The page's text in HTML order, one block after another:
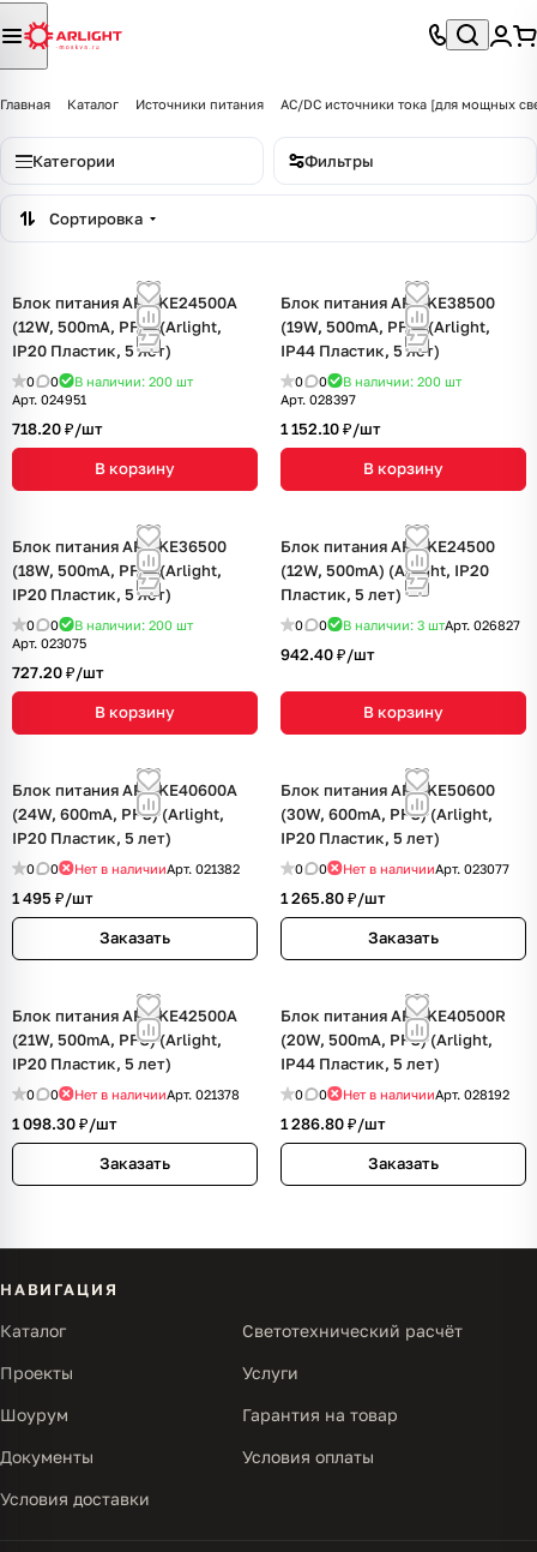
Главная Каталог Источники питания AC/DC источники тока [для мощных
Категории Фильтры
Сортировка
Блок питания ARJ-KE24500A
(12W, 500mA, PFC) (Arlight,
IP20 Пластик, 5 лет)
0 0 В наличии: 200 шт
Арт. 024951
718.20 ₽/шт
В корзину
Блок питания ARJ-KE38500
(19W, 500mA, PFC) (Arlight,
IP44 Пластик, 5 лет)
0 0 В наличии: 200 шт
Арт. 028397
1 152.10 ₽/шт
В корзину
Блок питания ARJ-KE36500
(18W, 500mA, PFC) (Arlight,
IP20 Пластик, 5 лет)
0 0 В наличии: 200 шт
Арт. 023075
727.20 ₽/шт
В корзину
Блок питания ARJ-KE24500
(12W, 500mA) (Arlight, IP20
Пластик, 5 лет)
0 0 В наличии: 3 штАрт. 026827
942.40 ₽/шт
В корзину
Блок питания ARJ-KE40600A
(24W, 600mA, PFC) (Arlight,
IP20 Пластик, 5 лет)
0 0 Нет в наличииАрт. 021382
1 495 ₽/шт
Заказать
Блок питания ARJ-KE50600
(30W, 600mA, PFC) (Arlight,
IP20 Пластик, 5 лет)
0 0 Нет в наличииАрт. 023077
1 265.80 ₽/шт
Заказать
Блок питания ARJ-KE42500A
(21W, 500mA, PFC) (Arlight,
IP20 Пластик, 5 лет)
0 0 Нет в наличииАрт. 021378
1 098.30 ₽/шт
Заказать
Блок питания ARJ-KE40500R
(20W, 500mA, PFC) (Arlight,
IP44 Пластик, 5 лет)
0 0 Нет в наличииАрт. 028192
1 286.80 ₽/шт
Заказать
НАВИГАЦИЯ
Каталог Светотехнический расчёт
Проекты Услуги
Шоурум Гарантия на товар
Документы Условия оплаты
Условия доставки